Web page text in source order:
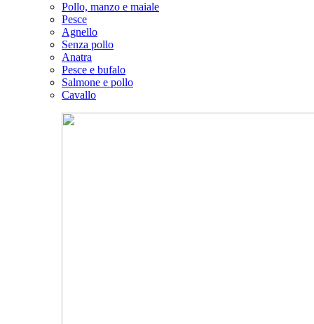
Pollo, manzo e maiale
Pesce
Agnello
Senza pollo
Anatra
Pesce e bufalo
Salmone e pollo
Cavallo